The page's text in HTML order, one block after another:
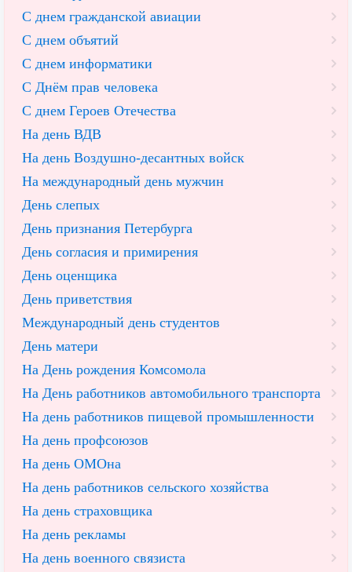
С днем гражданской авиации
С днем объятий
С днем информатики
С Днём прав человека
С днем Героев Отечества
На день ВДВ
На день Воздушно-десантных войск
На международный день мужчин
День слепых
День признания Петербурга
День согласия и примирения
День оценщика
День приветствия
Международный день студентов
День матери
На День рождения Комсомола
На День работников автомобильного транспорта
На день работников пищевой промышленности
На день профсоюзов
На день ОМОна
На день работников сельского хозяйства
На день страховщика
На день рекламы
На день военного связиста